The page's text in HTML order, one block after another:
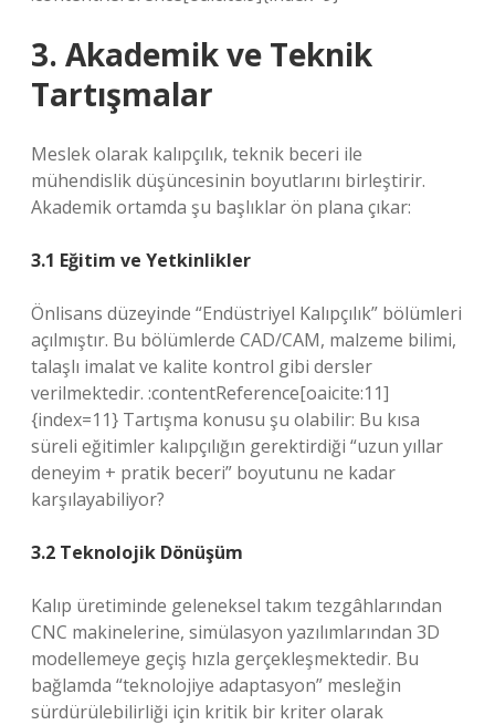
3. Akademik ve Teknik
Tartışmalar
Meslek olarak kalıpçılık, teknik beceri ile
mühendislik düşüncesinin boyutlarını birleştirir.
Akademik ortamda şu başlıklar ön plana çıkar:
3.1 Eğitim ve Yetkinlikler
Önlisans düzeyinde “Endüstriyel Kalıpçılık” bölümleri
açılmıştır. Bu bölümlerde CAD/CAM, malzeme bilimi,
talaşlı imalat ve kalite kontrol gibi dersler
verilmektedir. :contentReference[oaicite:11]
{index=11} Tartışma konusu şu olabilir: Bu kısa
süreli eğitimler kalıpçılığın gerektirdiği “uzun yıllar
deneyim + pratik beceri” boyutunu ne kadar
karşılayabiliyor?
3.2 Teknolojik Dönüşüm
Kalıp üretiminde geleneksel takım tezgâhlarından
CNC makinelerine, simülasyon yazılımlarından 3D
modellemeye geçiş hızla gerçekleşmektedir. Bu
bağlamda “teknolojiye adaptasyon” mesleğin
sürdürülebilirliği için kritik bir kriter olarak